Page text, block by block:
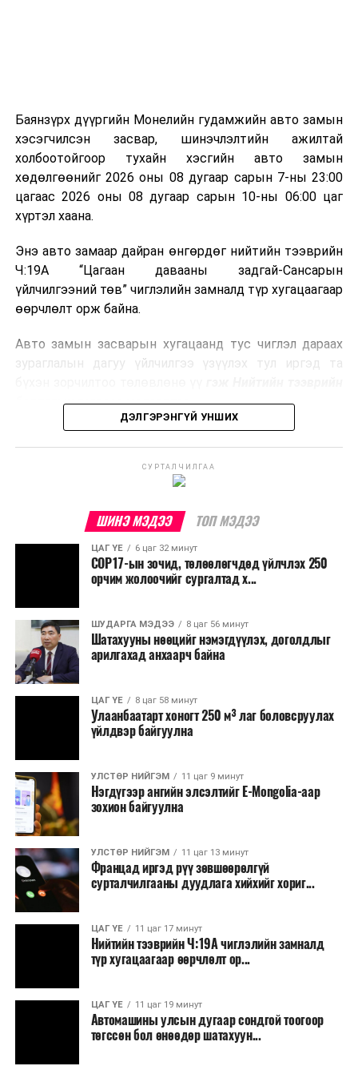
болон дулааны эрчим хүч үйлдвэрлэхэд ашиглаж
болдог. Зарим технологийн хувьд шаталтын дараа
үлдэх үнснээс фосфор зэрэг ашигт эрдсийг сэргээн
авах боломжтой аж.
Япон, Герман, Швейцар, Нидерланд, Өмнөд Солонгос
зэрэг улс лаг хатаах, шатаах технологийг ашиглаж
байна. Тухайлбал, Германд лаг шатаах үйлдвэрээс
гарсан үнснээс фосфор сэргээн авах технологи
ашигладаг бол Нидерландад төвлөрсөн лаг
боловсруулах үйлдвэрүүдээр дулаан, цахилгаан
Ийнхүү лаг хатаах, шатаах технологийг лагийн
улсад өргөн ашиглаж байна.
Баянзүрх дүүргийн Монелийн гудамжийн авто замын
хэсэгчилсэн засвар, шинэчлэлтийн ажилтай
холбоотойгоор тухайн хэсгийн авто замын
хөдөлгөөнийг 2026 оны 08 дугаар сарын 7-ны 23:00
цагаас 2026 оны 08 дугаар сарын 10-ны 06:00 цаг
хүртэл хаана.
Энэ авто замаар дайран өнгөрдөг нийтийн тээврийн
Ч:19А “Цагаан давааны задгай-Сансарын
үйлчилгээний төв” чиглэлийн замналд түр хугацаагаар
өөрчлөлт орж байна.
Авто замын засварын хугацаанд тус чиглэл дараах
зураглалын дагуу үйлчилгээ үзүүлэх тул иргэд та
бодлогын газраас мэдээллээ.
ДЭЛГЭРЭНГҮЙ УНШИХ
СУРТАЛЧИЛГАА
ШИНЭ МЭДЭЭ ТОП МЭДЭЭ
ЦАГ ҮЕ 6 цаг 32 минут
COP17-ын зочид, төлөөлөгчдөд үйлчлэх 250
орчим жолоочийг сургалтад х...
ШУДАРГА МЭДЭЭ 8 цаг 56 минут
Шатахууны нөөцийг нэмэгдүүлэх, доголдлыг
арилгахад анхаарч байна
ЦАГ ҮЕ 8 цаг 58 минут
Улаанбаатарт хоногт 250 м³ лаг боловсруулах
үйлдвэр байгуулна
УЛСТӨР НИЙГЭМ 11 цаг 9 минут
Нэгдүгээр ангийн элсэлтийг E-Mongolia-аар
зохион байгуулна
УЛСТӨР НИЙГЭМ 11 цаг 13 минут
Францад иргэд рүү зөвшөөрөлгүй
сурталчилгааны дуудлага хийхийг хориг...
ЦАГ ҮЕ 11 цаг 17 минут
Нийтийн тээврийн Ч:19А чиглэлийн замналд
түр хугацаагаар өөрчлөлт ор...
ЦАГ ҮЕ 11 цаг 19 минут
Автомашины улсын дугаар сондгой тоогоор
төгссөн бол өнөөдөр шатахуун...